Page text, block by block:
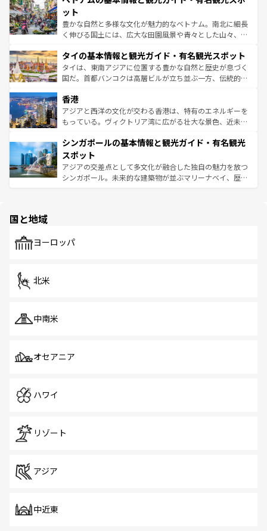
照してほしい。
できる。そして、キムチや焼肉、絶品のストリートフード
まで、さまざまな韓国料理が待っている。夜には、韓国な
らではのナイトライフも堪能できる。あたたかいホスピタ
わってみてほしい。 なお、新着の韓国情報はコンテンツ一
覧 を参照してほしい。
ット
豊かな自然と多様な文化が魅力的なベトナム。南北に細長
く伸びる国土には、広大な田園風景や青々とした山々、世
急速な発展と共に伝統が息づく。ハノイの古い町並みやホ
ーチミン市のフランス統治時代の建物も、独特の雰囲気を
醸し出している。また、バラエティの豊かさとおいしさで
とつ。フォーやバインミー、ベトナムコーヒーなどは、ぜ
ひ現地で味わいたい。どの地域を訪れてもあたたかい人々
が旅行者を迎えてくれるので、きっと忘れられない旅にな
参照してほしい。
タイの基本情報と観光ガイド・有名観光スポット
タイは、東南アジアに位置する豊かな自然と歴史が息づく
国だ。首都バンコクは高層ビルが立ち並ぶ一方、伝統的な
の活気が交差している。北部ではチェンマイなどの山岳地
帯で自然と触れ合い、南部ではプーケットやクラビの美し
いビーチでリゾート気分を楽しむことができる。タイ料理
激する。気候は一年中温暖で、どの季節にも異なる楽しみ
が待っている。親しみやすいタイの人々、仏教を中心とし
た文化、そして多様な観光資源が、訪れる旅人を魅了し続
ける。 なお、新着のタイ情報はコンテンツ一覧を参照して
香港
アジアと西洋の文化が交わる香港は、特有のエネルギーを
もっている。ヴィクトリア湾に広がる壮大な景色、近未来
み、どこを訪れても感動するはず。観光スポットが密集し
ており、効率よく見どころを回れるのも魅力。息をのむよ
うな絶景から文化的な体験まで、香港を存分に楽しみ尽く
そう。 なお、新着の香港情報はコンテンツ一覧を参照して
シンガポールの基本情報と観光ガイド・有名観光
スポット
アジアの交差点として多文化が融合した独自の魅力を放つ
シンガポール。未来的な建築物が並ぶマリーナベイ、歴史
で、ホーカーズは地元の風情を楽しめる外せないスポット
国と地域
ヨーロッパ
北米
中南米
オセアニア
ハワイ
リゾート
アジア
中近東